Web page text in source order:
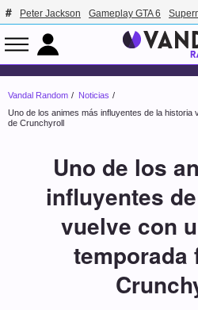
Peter Jackson Gameplay GTA 6
Vandal Random
Noticias
Uno de los animes más influyentes de la
de Crunchyroll
Uno de los
influyentes
vuelve con
temporada